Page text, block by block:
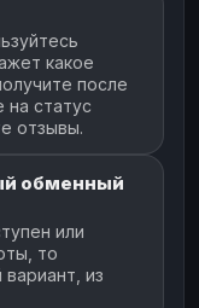
какое
после
статус
отзывы.
обменный
или
то
из